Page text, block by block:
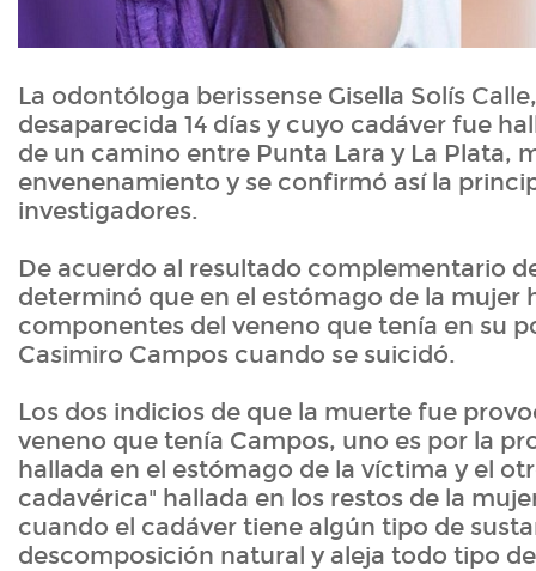
La odontóloga berissense Gisella Solís
desaparecida 14 días y cuyo cadáver fue
de un camino entre Punta Lara y La Plata,
envenenamiento y se confirmó así la
investigadores.
De acuerdo al resultado complementario
determinó que en el estómago de la mujer
componentes del veneno que tenía en su
Casimiro Campos cuando se suicidó.
Los dos indicios de que la muerte fue
veneno que tenía Campos, uno es por la
hallada en el estómago de la víctima y el
cadavérica" hallada en los restos de la
cuando el cadáver tiene algún tipo de
descomposición natural y aleja todo tipo